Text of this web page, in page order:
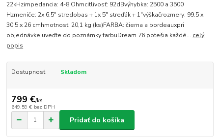
22kHzimpedancia: 4-8 Ohmcitlivosť: 92dBvýhybka: 2500 a 3500
Hzmeniče: 2x 6.5" stredobas + 1x 5" streďák + 1"výškačrozmery: 99.5 x
30.5 x 26 cmhmotnosť: 20,1 kg (ks)FARBA: čierna a bordeauxpri
objednávke uveďte do poznámky farbuDream 76 potešia každé... celý
popis
Dostupnosť Skladom
799 €/ks
649,59 € bez DPH
Pridať do košíka